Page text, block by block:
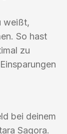
weißt,
So hast
zu
bei deinem
Sagora.